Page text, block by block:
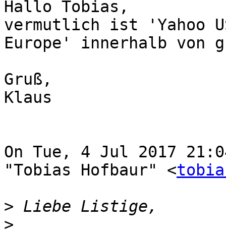
Hallo Tobias,
vermutlich ist 'Yahoo
Europe' innerhalb von
Gruß,
Klaus
On Tue, 4 Jul 2017
"Tobias Hofbaur" <
>
>